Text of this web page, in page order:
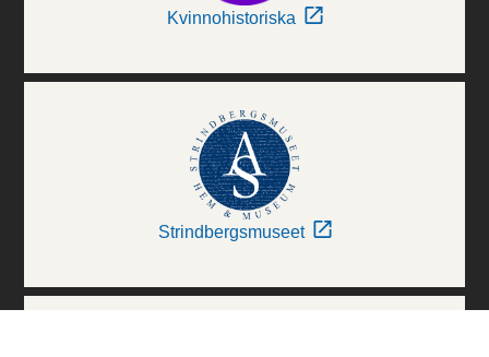
Kvinnohistoriska
Strindbergsmuseet